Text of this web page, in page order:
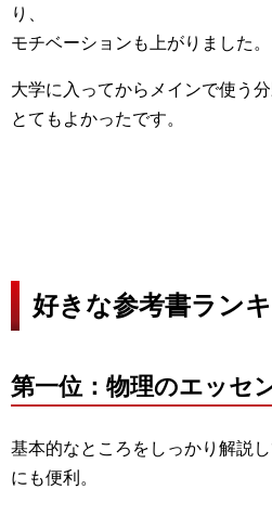
り、
モチベーションも上がりました。
大学に入ってからメインで使う
とてもよかったです。
好きな参考書ラン
第一位：物理のエッセ
基本的なところをしっかり解説
にも便利。